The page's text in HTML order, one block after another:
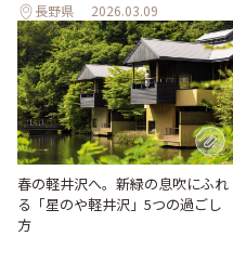
長野県 2026.03.09
春の軽井沢へ。新緑の息吹にふれ
る「星のや軽井沢」5つの過ごし
方